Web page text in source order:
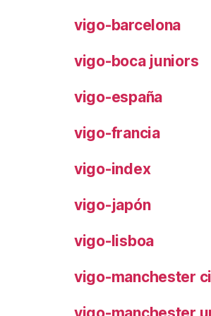
vigo-barcelona
vigo-boca juniors
vigo-españa
vigo-francia
vigo-index
vigo-japón
vigo-lisboa
vigo-manchester
vigo-manchester